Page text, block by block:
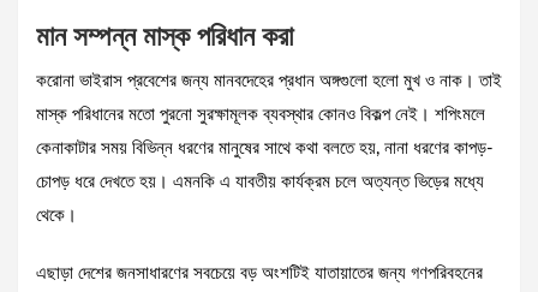
মান সম্পন্ন মাস্ক পরিধান করা
করোনা ভাইরাস প্রবেশের জন্য মানবদেহের প্রধান অঙ্গগুলো হলো মুখ ও নাক। তাই
মাস্ক পরিধানের মতো পুরনো সুরক্ষামূলক ব্যবস্থার কোনও বিকল্প নেই। শপিংমলে
কেনাকাটার সময় বিভিন্ন ধরণের মানুষের সাথে কথা বলতে হয়, নানা ধরণের কাপড়-
চোপড় ধরে দেখতে হয়। এমনকি এ যাবতীয় কার্যক্রম চলে অত্যন্ত ভিড়ের মধ্যে
থেকে।
এছাড়া দেশের জনসাধারণের সবচেয়ে বড় অংশটিই যাতায়াতের জন্য গণপরিবহনের